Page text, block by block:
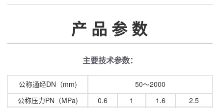
产 品 参 数
主要技术参数：
公称通经DN（mm)
50～2000
公称压力PN（MPa)
0.6 1 1.6
2.5